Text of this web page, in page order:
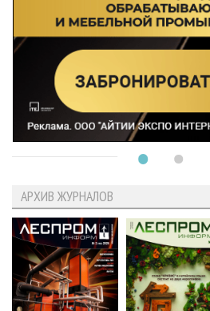
АРХИВ ЖУРНАЛОВ